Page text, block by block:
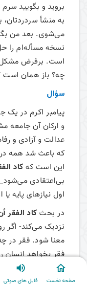
بروید و بگویید
به منشأ
می‌‌شوی. بعد من
نسخه مسأله‌ام را
است. برفرض
چه؟ باز همان است
سؤال
پیامبر اکرم در یک
و ارکان آن جامعه
عدالت و آزادی و
که باعث شد همه در
این است کهکاد
بی‌اعتقادی
اول نیازهای پایه یا
در بحث کاد الفقر
نزدیک می‌‌کند- اگر
معنا شود. فقر در
فقر بخواهد انسان
داشته باشد و یکی
مشکلات اعتقادی
صفحه نخست فایل های صوتی